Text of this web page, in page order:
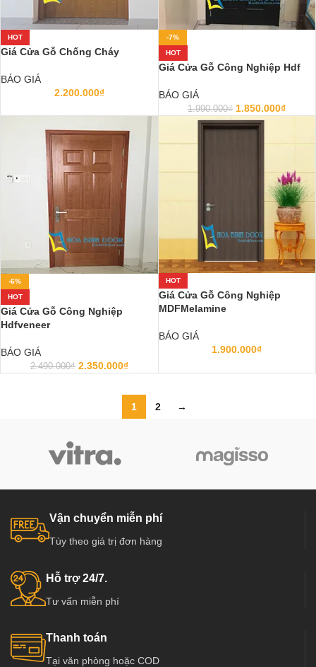
HOT
Giá Cửa Gỗ Chống Cháy
BÁO GIÁ
2.200.000₫
-7%
HOT
Giá Cửa Gỗ Công Nghiệp Hdf
BÁO GIÁ
1.990.000₫ 1.850.000₫
-6%
HOT
Giá Cửa Gỗ Công Nghiệp
Hdfveneer
BÁO GIÁ
2.490.000₫ 2.350.000₫
HOT
Giá Cửa Gỗ Công Nghiệp
MDFMelamine
BÁO GIÁ
1.900.000₫
1 2 →
Vận chuyển miễn phí
Tùy theo giá trị đơn hàng
Hỗ trợ 24/7.
Tư vấn miễn phí
Thanh toán
Tại văn phòng hoặc COD